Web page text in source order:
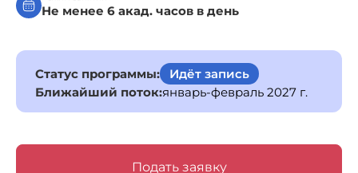
Не менее 6 акад. часов в день
Статус программы:
Идёт запись
Ближайший поток:январь-февраль 2027 г.
Подать заявку